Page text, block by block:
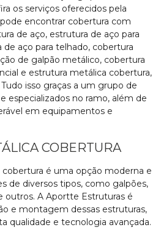
os serviços oferecidos pela
encontrar cobertura com
de aço, estrutura de aço para
aço para telhado, cobertura
de galpão metálico, cobertura
e estrutura metálica cobertura,
isso graças a um grupo de
especializados no ramo, além de
em equipamentos e
COBERTURA
é uma opção moderna e
de diversos tipos, como galpões,
outros. A Aportte Estruturas é
e montagem dessas estruturas,
qualidade e tecnologia avançada.